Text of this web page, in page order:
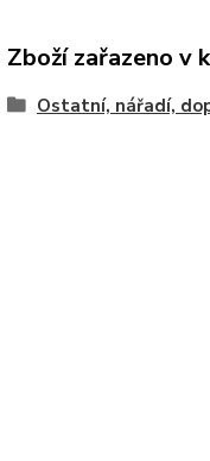
Zboží zařazeno v
Ostatní, nářadí,